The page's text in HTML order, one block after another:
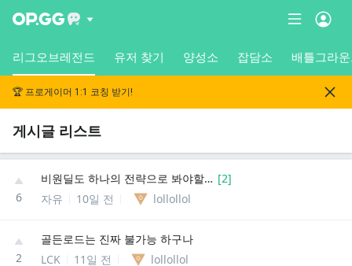
리그오브레전드 유저 찾기 양성소 잡담소 배틀그라
🏆 프로게이머 1:1 코칭 받기!
게시글 리스트
6
비원딜도 하나의 전략으로 봐야할까? [2]
자유
10일 전 lollollol
2
골든로드는 진짜 불가능 하구나
LCK
11일 전 lollollol